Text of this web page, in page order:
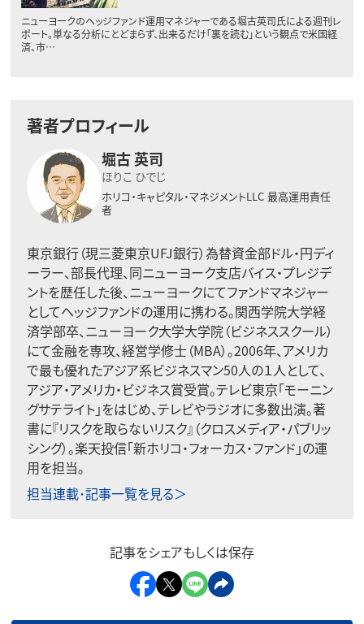
ニューヨークのヘッジファンド運用マネジャーである堀古英司氏による週刊レ
ポート。単なる分析にとどまらず、出来るだけ「裏を読む」という観点で米国経
済、市…
著者プロフィール
堀古 英司
ほりこ ひでじ
ホリコ・キャピタル・マネジメントLLC 最高運用責任
者
東京銀行（現三菱東京UFJ銀行）為替資金部ドル・円ディ
ーラー、部長代理、同ニューヨーク支店バイス・プレジデ
ントを歴任した後、ニューヨークにてファンドマネジャー
としてヘッジファンドの運用に携わる。関西学院大学経
済学部卒、ニューヨーク大学大学院（ビジネススクール）
にて金融を専攻、経営学修士（MBA）。2006年、アメリカ
で最も優れたアジア系ビジネスマン50人の１人として、
アジア・アメリカ・ビジネス賞受賞。テレビ東京「モーニン
グサテライト」をはじめ、テレビやラジオに多数出演。著
書に『リスクを取らないリスク』（クロスメディア・パブリッ
シング）。楽天投信「新ホリコ・フォーカス・ファンド」の運
用を担当。
担当連載･記事一覧を見る＞
記事をシェアもしくは保存